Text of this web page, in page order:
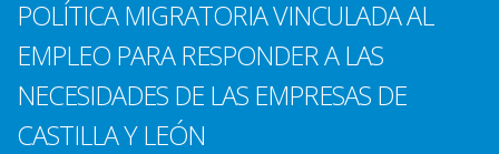
POLÍTICA MIGRATORIA VINCULADA AL
EMPLEO PARA RESPONDER A LAS
NECESIDADES DE LAS EMPRESAS DE
CASTILLA Y LEÓN